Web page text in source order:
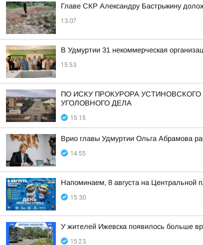
Главе СКР Александру Бастрыкину
13:07
В Удмуртии 31 некоммерческая
15:53
ПО ИСКУ ПРОКУРОРА
УГОЛОВНОГО ДЕЛА
15:15
Врио главы Удмуртии Ольга Абрамова
14:55
Напоминаем, 8 августа на Центральной
15:30
У жителей Ижевска появилось больше
15:23